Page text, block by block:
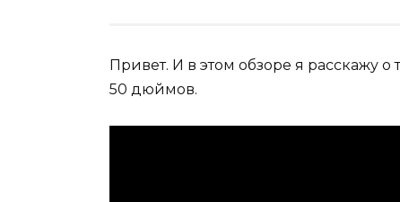
Привет. И в этом обзоре я расскажу
50 дюймов.